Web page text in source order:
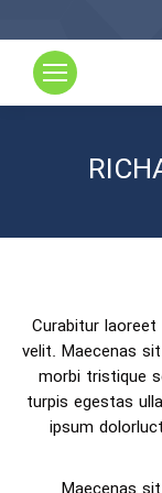
Curabitur
velit. Maecenas
morbi tristique
turpis egestas
ipsum